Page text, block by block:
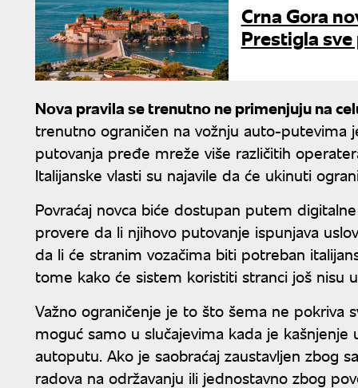
Crna Gora
Prestigla
Nova pravila se trenutno ne primenjuju na
trenutno ograničen na vožnju auto-putevima
putovanja pređe mreže više različitih
Italijanske vlasti su najavile da će ukinuti
Povraćaj novca biće dostupan putem
provere da li njihovo putovanje ispunjava
da li će stranim vozačima biti potreban
tome kako će sistem koristiti stranci još nisu
Važno ograničenje je to što šema ne pokriva
moguć samo u slučajevima kada je
autoputu. Ako je saobraćaj zaustavljen zbog
radova na održavanju ili jednostavno zbog